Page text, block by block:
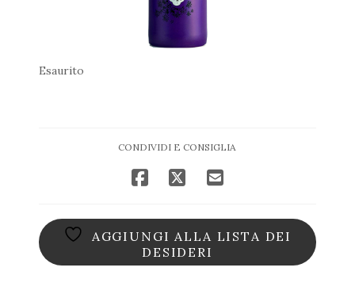
Esaurito
CONDIVIDI E CONSIGLIA
AGGIUNGI ALLA LISTA DEI
DESIDERI